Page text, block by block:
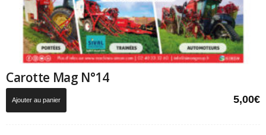
Carotte Mag N°14
5,00€
Ajouter au panier